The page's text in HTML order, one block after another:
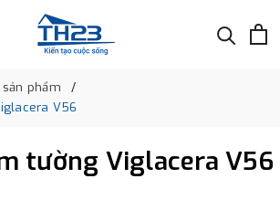
sản phẩm
V56
tường Viglacera V56